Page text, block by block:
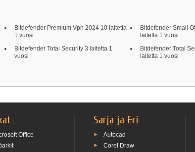
Bitdefender Premium Vpn 2024 10 laitetta
1 vuosi
Bitdefender Small
laitetta 1 vuosi
Bitdefender Total Security 3 laitetta 1
vuosi
Bitdefender Total
laitetta 1 vuosi
Office
Sarja ja Eri
Autocad
Corel Draw